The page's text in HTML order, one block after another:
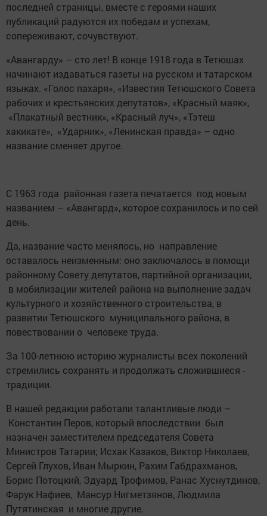
последней страницы, вместе с героями наших
публикаций радуются их победам и успехам,
сопереживают, сочувствуют.
«Авангарду» – сто лет! В конце 1918 года в Тетюшах
начинают издаваться газеты на русском и татарском
языках. «Голос пахаря», «Известия Тетюшского Совета
рабочих и крестьянских депутатов», «Красный маяк»,
«Плакатный вестник», «Красный луч», «Тэтеш
хакикате», «Ударник», «Ленинская правда» – одно
название сменяет другое.
С 1963 года районная газета печатается под новым
названием – «Авангард», которое сохранилось и по сей
день.
Да, название часто менялось, но направление
оставалось неизменным: оно заключалось в помощи
районному Совету депутатов, партийной организации,
в мобилизации жителей района на выполнение задач
культурного и хозяйственного строительства, в
развитии Тетюшского муниципального района, в
повествовании о человеке труда.
За 100-летнюю историю журналисты всех поколений
стремились сохранять и продолжать сложившиеся ­
традиции.
В нашей редакции работали талантливые люди –
Константин Перов, который впоследствии был
назначен заместителем председателя Совета
Министров Татарии; Исхак Казаков, Виктор Николаев,
Сергей Глухов, Иван Мыркин, Рахим Габдрахманов,
Борис Потоцкий, Эдуард Трофимов, Ранас Хуснутдинов,
Фарук Нафиев, Мансур Нигметзянов, Людмила
Путятинская и многие другие.